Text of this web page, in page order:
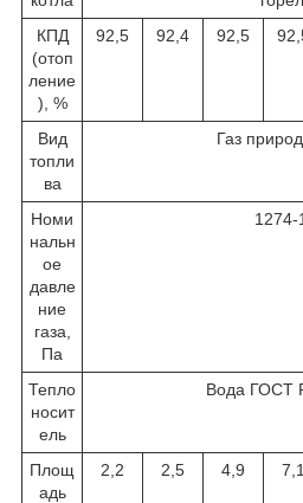
КПД
(отоп
ление
), %
92,5 92,4 92,5
Вид
топли
ва
Газ
Номи
нальн
ое
давле
ние
газа,
Па
1274-
Тепло
носит
ель
Вода ГОСТ
Площ
адь
2,2 2,5 4,9 7,1